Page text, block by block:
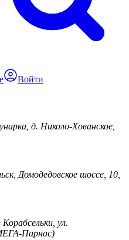
Войти
д. Николо-Хованское,
Домодедовское шоссе, 10,
ул.
Парнас)